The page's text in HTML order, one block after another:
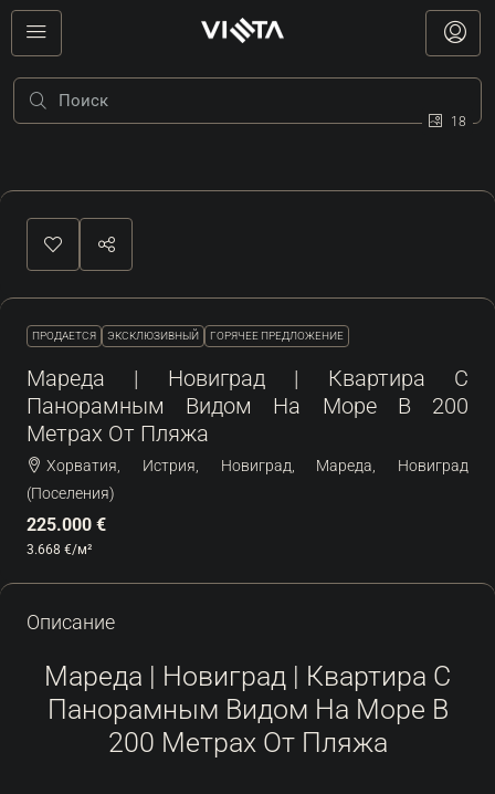
18
ПРОДАЕТСЯ ЭКСКЛЮЗИВНЫЙ ГОРЯЧЕЕ ПРЕДЛОЖЕНИЕ
Мареда | Новиград | Квартира С
Панорамным Видом На Море В 200
Метрах От Пляжа
Хорватия, Истрия, Новиград, Мареда, Новиград
(Поселения)
225.000 €
3.668 €/м²
Описание
Мареда | Новиград | Квартира С
Панорамным Видом На Море В
200 Метрах От Пляжа